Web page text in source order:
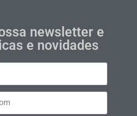
newsletter e
e novidades